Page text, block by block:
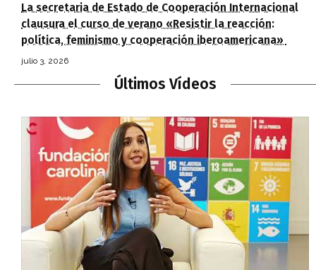
La secretaria de Estado de Cooperación Internacional
clausura el curso de verano «Resistir la reacción:
política, feminismo y cooperación iberoamericana»
julio 3, 2026
Últimos Vídeos